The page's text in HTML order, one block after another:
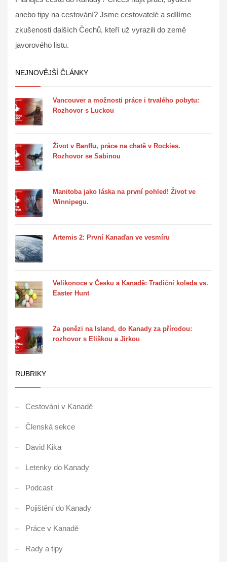
anebo tipy na cestování? Jsme cestovatelé a sdílíme
zkušenosti dalších Čechů, kteří už vyrazili do země
javorového listu.
NEJNOVĚJŠÍ ČLÁNKY
Vancouver a možnosti práce i trvalého pobytu:
Rozhovor s Luckou
Život v Banffu, práce na chatě v Rockies.
Rozhovor se Sabinou
Manitoba jako láska na první pohled! Život ve
Winnipegu.
Artemis 2: První Kanaďan ve vesmíru
Velikonoce v Česku a Kanadě: Tradiční koleda vs.
Easter Hunt
Za penězi na Island, do Kanady za přírodou:
rozhovor s Eliškou a Jirkou
RUBRIKY
Cestování v Kanadě
Členská sekce
David Kika
Letenky do Kanady
Podcast
Pojištění do Kanady
Práce v Kanadě
Rady a tipy